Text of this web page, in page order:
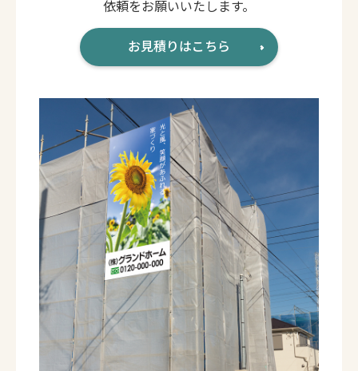
依頼をお願いいたします。
お見積りはこちら